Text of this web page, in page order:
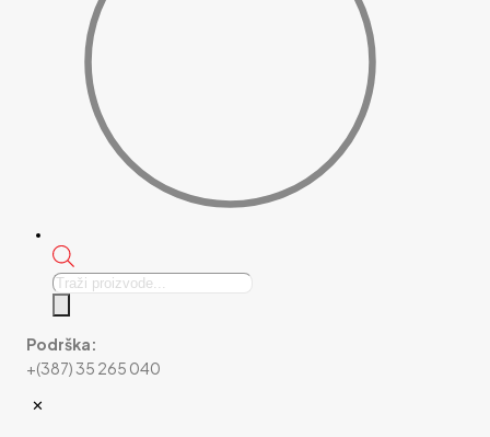
Products
Podrška:
+(387) 35 265 040
✕